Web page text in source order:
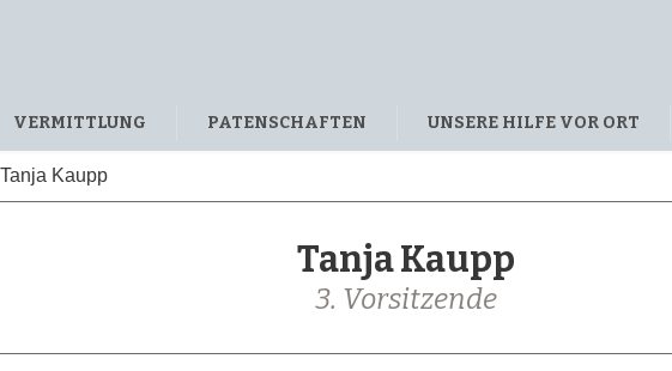
VERMITTLUNG PATENSCHAFTEN UNSERE HILFE VOR ORT
Tanja Kaupp
Tanja Kaupp
3. Vorsitzende